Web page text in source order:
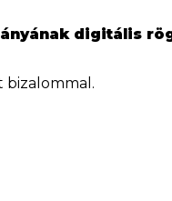
digitális
bizalommal.